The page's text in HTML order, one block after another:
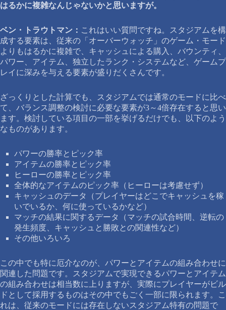
はるかに複雑なんじゃないかと思いますが。
ベン・トラウトマン： これはいい質問ですね。スタジアムを構
成する要素は、従来の「オーバーウォッチ」のゲーム・モード
よりもはるかに複雑で、キャッシュによる購入、バウンティ、
パワー、アイテム、独立したランク・システムなど、ゲームプ
レイに深みを与える要素が盛りだくさんです。
ざっくりとした計算でも、スタジアムでは通常のモードに比べ
て、バランス調整の検討に必要な要素が3～4倍存在すると思い
ます。検討している項目の一部を挙げるだけでも、以下のよう
なものがあります。
パワーの勝率とピック率
アイテムの勝率とピック率
ヒーローの勝率とピック率
全体的なアイテムのピック率（ヒーローは考慮せず）
キャッシュのデータ（プレイヤーはどこでキャッシュを稼
いでいるか、何に使っているかなど）
マッチの結果に関するデータ（マッチの試合時間、逆転の
発生頻度、キャッシュと勝敗との関連性など）
その他いろいろ
この中でも特に厄介なのが、パワーとアイテムの組み合わせに
関連した問題です。スタジアムで実現できるパワーとアイテム
の組み合わせは相当数に上りますが、実際にプレイヤーがビル
ドとして採用するものはその中でもごく一部に限られます。こ
れは、従来のモードには存在しないスタジアム特有の問題で